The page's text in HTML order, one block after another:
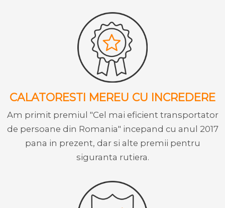
CALATORESTI MEREU CU INCREDERE
Am primit premiul "Cel mai eficient transportator
de persoane din Romania" incepand cu anul 2017
pana in prezent, dar si alte premii pentru
siguranta rutiera.